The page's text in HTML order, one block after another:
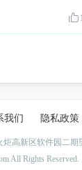
我们 隐私政策
炬高新区软件园二
All Rights